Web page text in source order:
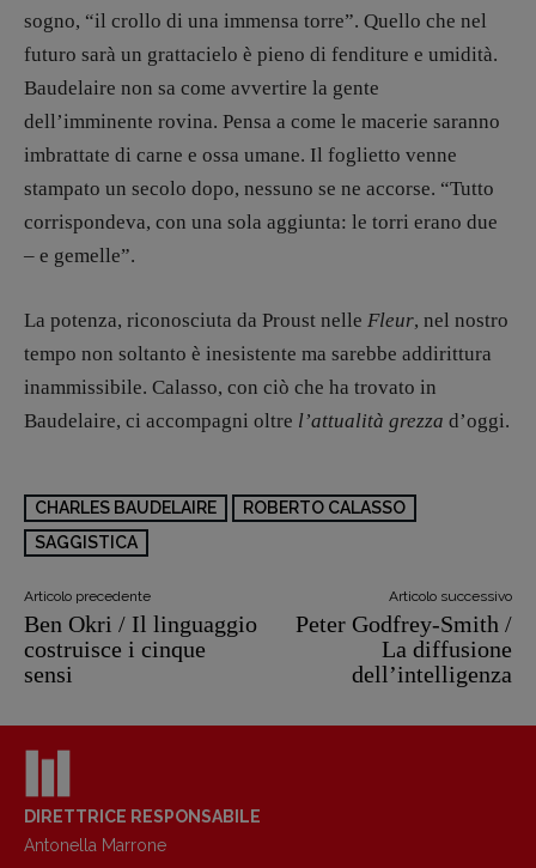
Copyright © 2018 – 2023 Pulp Magazine –
Tribunale Milano n° 5864/2023 – cod. fis.
97943720157 –Privacy
sogno, “il crollo di una immensa torre”. Quello che nel
futuro sarà un grattacielo è pieno di fenditure e umidità.
Baudelaire non sa come avvertire la gente
dell’imminente rovina. Pensa a come le macerie saranno
imbrattate di carne e ossa umane. Il foglietto venne
stampato un secolo dopo, nessuno se ne accorse. “Tutto
corrispondeva, con una sola aggiunta: le torri erano due
– e gemelle”.
La potenza, riconosciuta da Proust nelle Fleur, nel nostro
tempo non soltanto è inesistente ma sarebbe addirittura
inammissibile. Calasso, con ciò che ha trovato in
Baudelaire, ci accompagni oltre l’attualità grezza d’oggi.
CHARLES BAUDELAIRE
ROBERTO CALASSO
SAGGISTICA
Articolo precedente
Ben Okri / Il linguaggio
costruisce i cinque
sensi
Articolo successivo
Peter Godfrey-Smith /
La diffusione
dell’intelligenza
DIRETTRICE RESPONSABILE
Antonella Marrone